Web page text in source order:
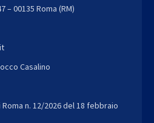
– 00135 Roma (RM)
Casalino
n. 12/2026 del 18 febbraio